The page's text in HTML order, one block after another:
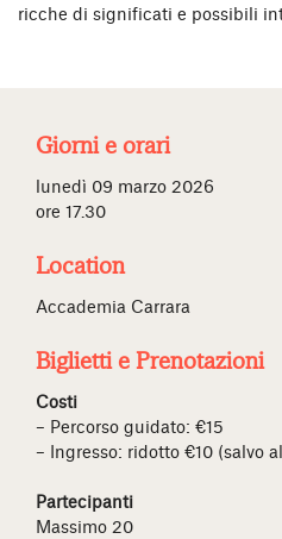
ricche di significati e possibili
Giorni e orari
lunedì 09 marzo 2026
ore 17.30
Location
Accademia Carrara
Biglietti e Prenotazioni
Costi
– Percorso guidato: €15
– Ingresso: ridotto €10 (salvo
Partecipanti
Massimo 20